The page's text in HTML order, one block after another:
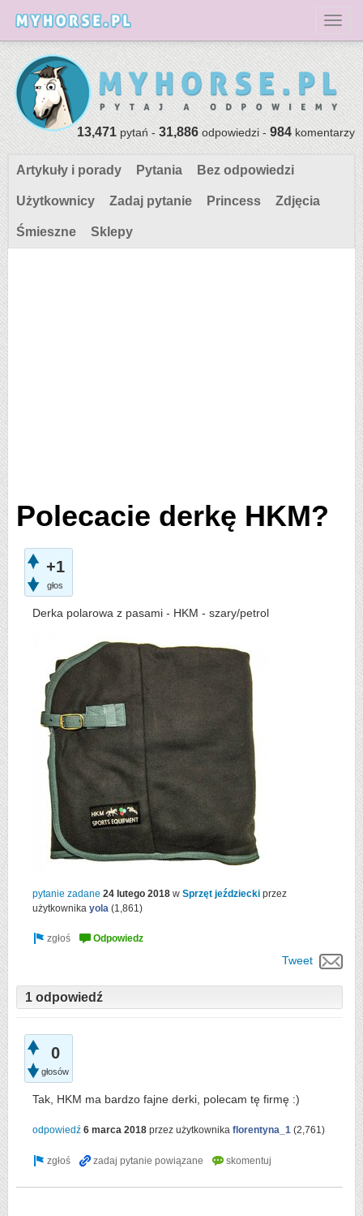
13,471pytań -31,886odpowiedzi -984komentarzy
Artykuły i porady Pytania Bez odpowiedzi
Użytkownicy Zadaj pytanie Princess Zdjęcia
Śmieszne Sklepy
Polecacie derkę HKM?
+1
głos
Derka polarowa z pasami - HKM - szary/petrol
pytanie zadane 24 lutego 2018 w Sprzęt jeździecki przez
użytkownika yola (1,861)
Tweet
1 odpowiedź
0
głosów
Tak, HKM ma bardzo fajne derki, polecam tę firmę :)
odpowiedź 6 marca 2018 przez użytkownika florentyna_1 (2,761)